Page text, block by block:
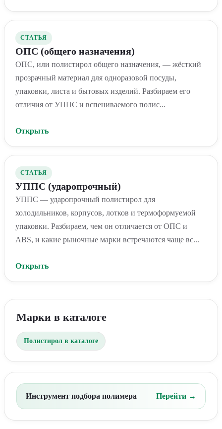
СТАТЬЯ
ОПС (общего назначения)
ОПС, или полистирол общего назначения, — жёсткий
прозрачный материал для одноразовой посуды,
упаковки, листа и бытовых изделий. Разбираем его
отличия от УППС и вспениваемого полис...
Открыть
СТАТЬЯ
УППС (ударопрочный)
УППС — ударопрочный полистирол для
холодильников, корпусов, лотков и термоформуемой
упаковки. Разбираем, чем он отличается от ОПС и
ABS, и какие рыночные марки встречаются чаще вс...
Открыть
Марки в каталоге
Полистирол в каталоге
Инструмент подбора полимера Перейти →